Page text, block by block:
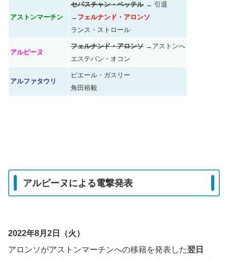
アストンマーチン
セバスチャン・ベッテル→ 引退
→ フェルナンド・アロンソ
ランス・ストロール
アルピーヌ
フェルナンド・アロンソ → アストンへ
エステバン・オコン
アルファタウリ
ピエール・ガスリー
角田裕毅
アルピーヌによる電撃発表
2022年8月2日（火）
アロンソがアストンマーチンへの移籍を発表した翌日